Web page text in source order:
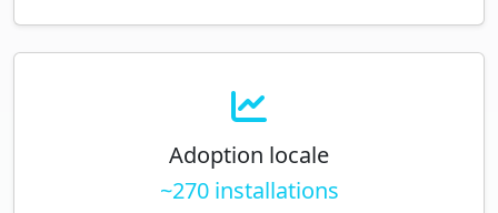
Adoption locale
~270 installations